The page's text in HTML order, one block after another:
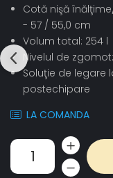
Cotă nişă
- 57 / 55,0 cm
Volum total: 254 l
Nivelul de
Soluţie de legare
postechipare
LA COMANDA